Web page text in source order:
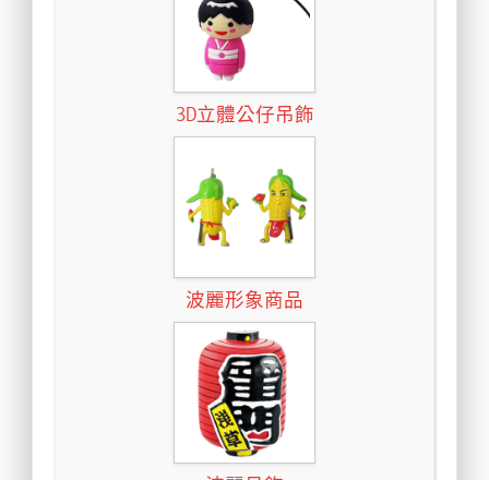
3D立體公仔吊飾
波麗形象商品